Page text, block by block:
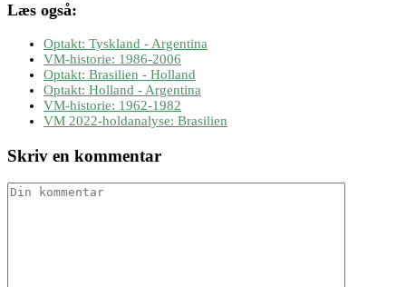
Læs også:
Optakt: Tyskland - Argentina
VM-historie: 1986-2006
Optakt: Brasilien - Holland
Optakt: Holland - Argentina
VM-historie: 1962-1982
VM 2022-holdanalyse: Brasilien
Skriv en kommentar